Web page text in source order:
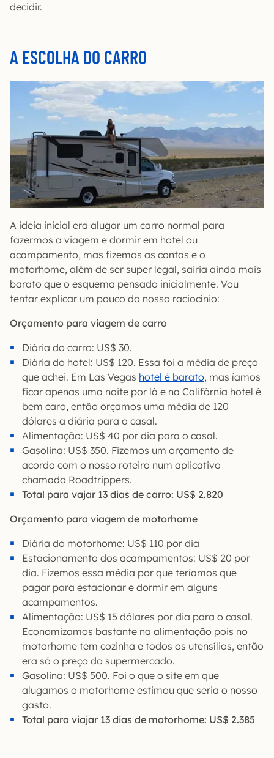
decidir.
A ESCOLHA DO CARRO
A ideia inicial era alugar um carro normal para
fazermos a viagem e dormir em hotel ou
acampamento, mas fizemos as contas e o
motorhome, além de ser super legal, sairia ainda mais
barato que o esquema pensado inicialmente. Vou
tentar explicar um pouco do nosso raciocínio:
Orçamento para viagem de carro
Diária do carro: US$ 30.
Diária do hotel: US$ 120. Essa foi a média de preço
que achei. Em Las Vegas hotel é barato, mas íamos
ficar apenas uma noite por lá e na Califórnia hotel é
bem caro, então orçamos uma média de 120
dólares a diária para o casal.
Alimentação: US$ 40 por dia para o casal.
Gasolina: US$ 350. Fizemos um orçamento de
acordo com o nosso roteiro num aplicativo
chamado Roadtrippers.
Total para vajar 13 dias de carro: US$ 2.820
Orçamento para viagem de motorhome
Diária do motorhome: US$ 110 por dia
Estacionamento dos acampamentos: US$ 20 por
dia. Fizemos essa média por que teríamos que
pagar para estacionar e dormir em alguns
acampamentos.
Alimentação: US$ 15 dólares por dia para o casal.
Economizamos bastante na alimentação pois no
motorhome tem cozinha e todos os utensílios, então
era só o preço do supermercado.
Gasolina: US$ 500. Foi o que o site em que
alugamos o motorhome estimou que seria o nosso
gasto.
Total para viajar 13 dias de motorhome: US$ 2.385